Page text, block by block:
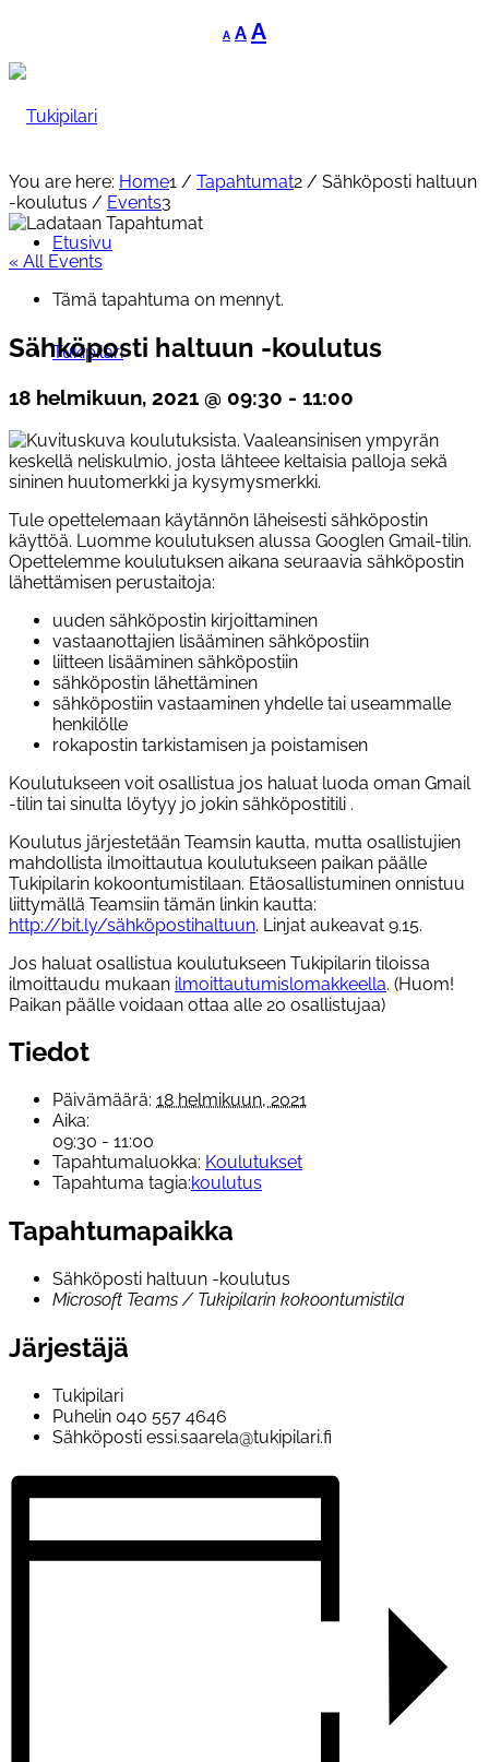
A
Decrease
font
A Reset
font
AIncrease
Etusivu
Tukipilari
You are here: Home1 / Tapahtumat2 / Sähköposti haltuun
-koulutus / Events3
« All Events
Tämä tapahtuma on mennyt.
Sähköposti haltuun -koulutus
18 helmikuun, 2021 @ 09:30 - 11:00
Tule opettelemaan käytännön läheisesti sähköpostin
käyttöä. Luomme koulutuksen alussa Googlen Gmail-tilin.
Opettelemme koulutuksen aikana seuraavia sähköpostin
lähettämisen perustaitoja:
uuden sähköpostin kirjoittaminen
vastaanottajien lisääminen sähköpostiin
liitteen lisääminen sähköpostiin
sähköpostin lähettäminen
sähköpostiin vastaaminen yhdelle tai useammalle
henkilölle
rokapostin tarkistamisen ja poistamisen
Koulutukseen voit osallistua jos haluat luoda oman Gmail
-tilin tai sinulta löytyy jo jokin sähköpostitili .
Koulutus järjestetään Teamsin kautta, mutta osallistujien
mahdollista ilmoittautua koulutukseen paikan päälle
Tukipilarin kokoontumistilaan. Etäosallistuminen onnistuu
liittymällä Teamsiin tämän linkin kautta:
http://bit.ly/sähköpostihaltuun. Linjat aukeavat 9.15.
Jos haluat osallistua koulutukseen Tukipilarin tiloissa
ilmoittaudu mukaan ilmoittautumislomakkeella. (Huom!
Paikan päälle voidaan ottaa alle 20 osallistujaa)
Tiedot
Päivämäärä: 18 helmikuun, 2021
Aika:
09:30 - 11:00
Tapahtumaluokka: Koulutukset
Tapahtuma tagia:koulutus
Tapahtumapaikka
Sähköposti haltuun -koulutus
Microsoft Teams / Tukipilarin kokoontumistila
Järjestäjä
Tukipilari
Puhelin 040 557 4646
Sähköposti essi.saarela@tukipilari.fi